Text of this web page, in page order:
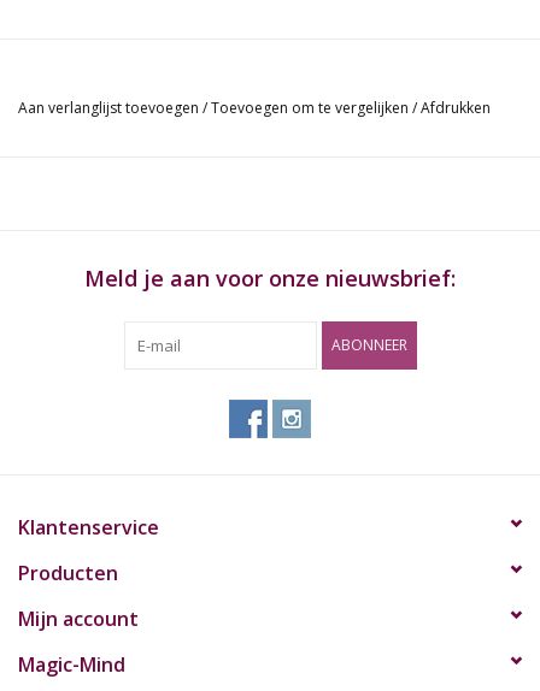
Aan verlanglijst toevoegen /Toevoegen om te vergelijken /Afdrukken
Meld je aan voor onze nieuwsbrief:
ABONNEER
Klantenservice
Producten
Mijn account
Magic-Mind